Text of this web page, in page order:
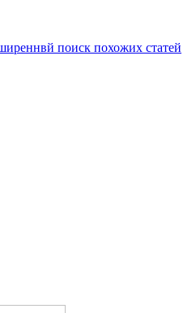
поиск похожих статей